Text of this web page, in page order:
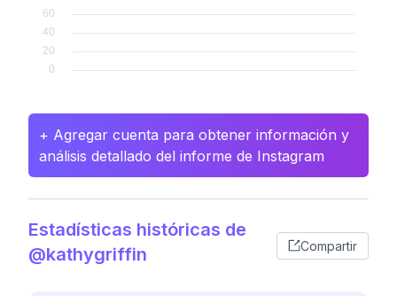
+ Agregar cuenta para obtener información y
análisis detallado del informe de Instagram
Estadísticas históricas de
@kathygriffin
Compartir